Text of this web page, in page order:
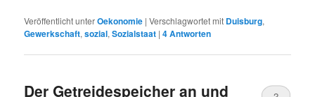
Veröffentlicht unterOekonomie |Verschlagwortet mit Duisburg,
Gewerkschaft,sozial,Sozialstaat |4Antworten
Der Getreidespeicher an und